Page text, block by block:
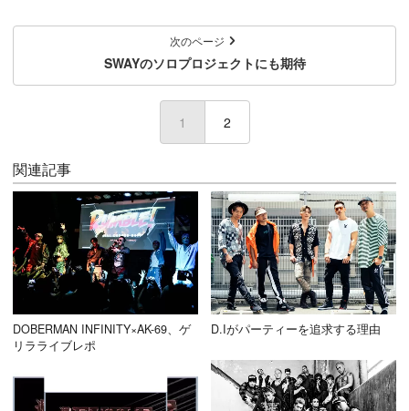
次のページ
SWAYのソロプロジェクトにも期待
1 (current)
2
関連記事
DOBERMAN INFINITY×AK-69、ゲ
リラライブレポ
D.Iがパーティーを追求する理由